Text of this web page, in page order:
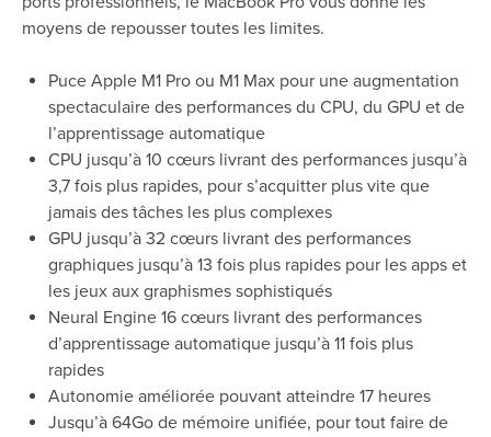
moyens de repousser toutes les limites.
Puce Apple M1 Pro ou M1 Max pour une augmentation
spectaculaire des performances du CPU, du GPU et de
l’apprentissage automatique
CPU jusqu’à 10 cœurs livrant des performances jusqu’à
3,7 fois plus rapides, pour s’acquitter plus vite que
jamais des tâches les plus complexes
GPU jusqu’à 32 cœurs livrant des performances
graphiques jusqu’à 13 fois plus rapides pour les apps et
les jeux aux graphismes sophistiqués
Neural Engine 16 cœurs livrant des performances
d’apprentissage automatique jusqu’à 11 fois plus
rapides
Autonomie améliorée pouvant atteindre 17 heures
Jusqu’à 64Go de mémoire unifiée, pour tout faire de